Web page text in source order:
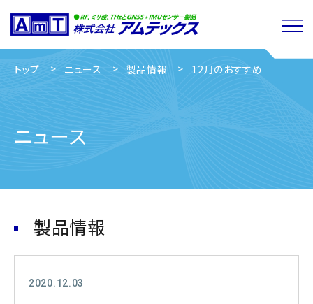
トップ ニュース 製品情報 12月のおすすめ
ニュース
製品情報
2020.12.03